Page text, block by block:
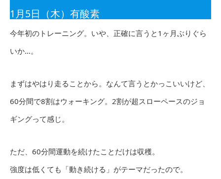
1月5日（木）有酸素
今年初のトレーニング。いや、正確に言うと1ヶ月ぶりぐら
いか…。
まずはやはり走ることから。なんて言うとかっこいいけど、
60分間で8割はウォーキング。2割が超スローペースのジョ
ギングって感じ。
ただ、60分間運動を続けたことだけは収穫。
強度は低くても「動き続ける」がテーマだったので。